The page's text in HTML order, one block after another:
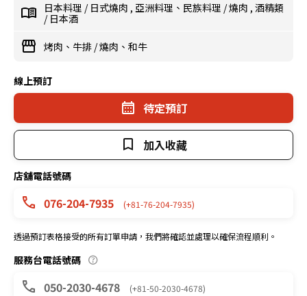
日本料理 / 日式燒肉 , 亞洲料理、民族料理 /燒肉 , 酒精類
/ 日本酒
烤肉、牛排 /燒肉、和牛
線上預訂
待定預訂
加入收藏
店舖電話號碼
076-204-7935 (+81-76-204-7935)
透過預訂表格接受的所有訂單申請，我們將確認並處理以確保流程順利。
服務台電話號碼
050-2030-4678 (+81-50-2030-4678)